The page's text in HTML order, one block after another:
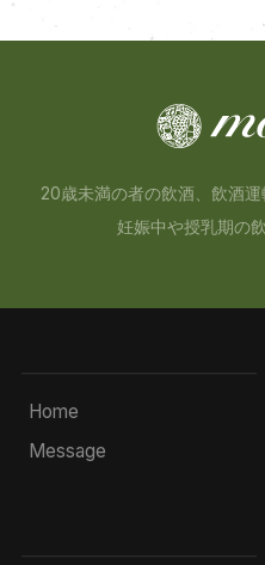
20歳未満の者の飲酒、飲酒運
妊娠中や授乳期の
Home
Message